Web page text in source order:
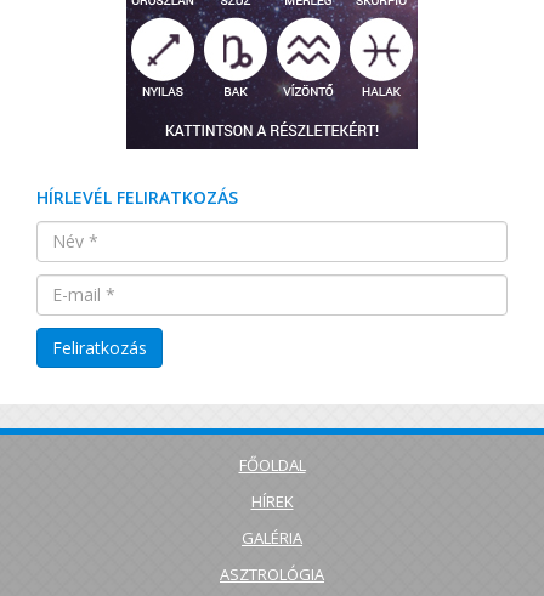
HÍRLEVÉL FELIRATKOZÁS
FŐOLDAL
HÍREK
GALÉRIA
ASZTROLÓGIA